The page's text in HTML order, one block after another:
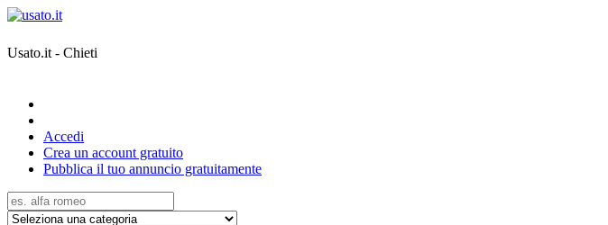
Usato.it - Chieti
Accedi
Crea un account gratuito
Pubblica il tuo annuncio gratuitamente